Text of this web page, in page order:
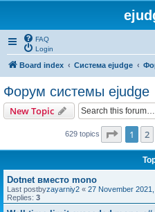
FAQ
Login
Board index Система ejudge
Форум системы ejudge
New Topic
629 topics Page 1of
1 2
Dotnet вместо mono
Last postbyzayarniy2 « 27 November
Replies: 3